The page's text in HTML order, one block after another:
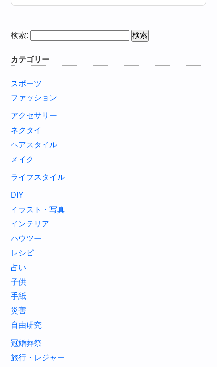
検索:
カテゴリー
スポーツ
ファッション
アクセサリー
ネクタイ
ヘアスタイル
メイク
ライフスタイル
DIY
イラスト・写真
インテリア
ハウツー
レシピ
占い
子供
手紙
災害
自由研究
冠婚葬祭
旅行・レジャー